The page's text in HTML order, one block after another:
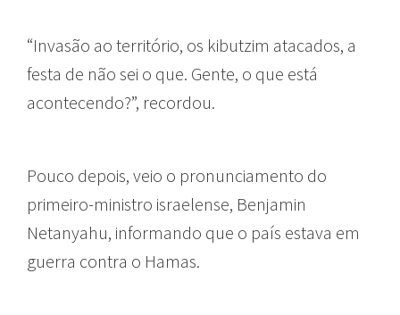
“Invasão ao território, os kibutzim atacados, a
festa de não sei o que. Gente, o que está
acontecendo?”, recordou.
Pouco depois, veio o pronunciamento do
primeiro-ministro israelense, Benjamin
Netanyahu, informando que o país estava em
guerra contra o Hamas.